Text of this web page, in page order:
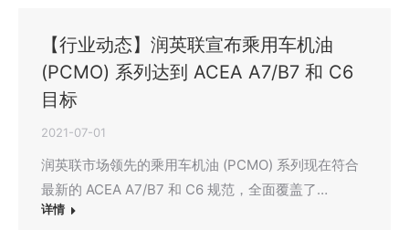
【行业动态】润英联宣布乘用车机油
(PCMO) 系列达到 ACEA A7/B7 和 C6
目标
2021-07-01
润英联市场领先的乘用车机油 (PCMO) 系列现在符合
最新的 ACEA A7/B7 和 C6 规范，全面覆盖了…
详情